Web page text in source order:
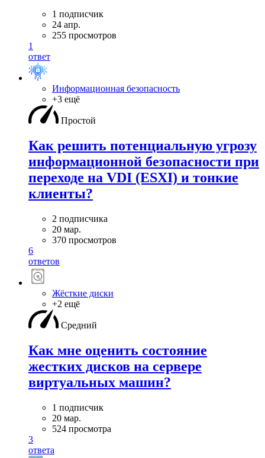
1 подписчик
24 апр.
255 просмотров
1
ответ
Информационная безопасность
+3 ещё
Простой
Как решить потенциальную угрозу
информационной безопасности при
переходе на VDI (ESXI) и тонкие
клиенты?
2 подписчика
20 мар.
370 просмотров
6
ответов
Жёсткие диски
+2 ещё
Средний
Как мне оценить состояние
жестких дисков на сервере
виртуальных машин?
1 подписчик
20 мар.
524 просмотра
3
ответа